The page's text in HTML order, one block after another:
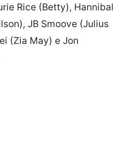
Rice (Betty), Hannibal
JB Smoove (Julius
(Zia May) e Jon